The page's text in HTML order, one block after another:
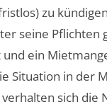
zu
seine Pflichten
und ein
Situation in der
sich die